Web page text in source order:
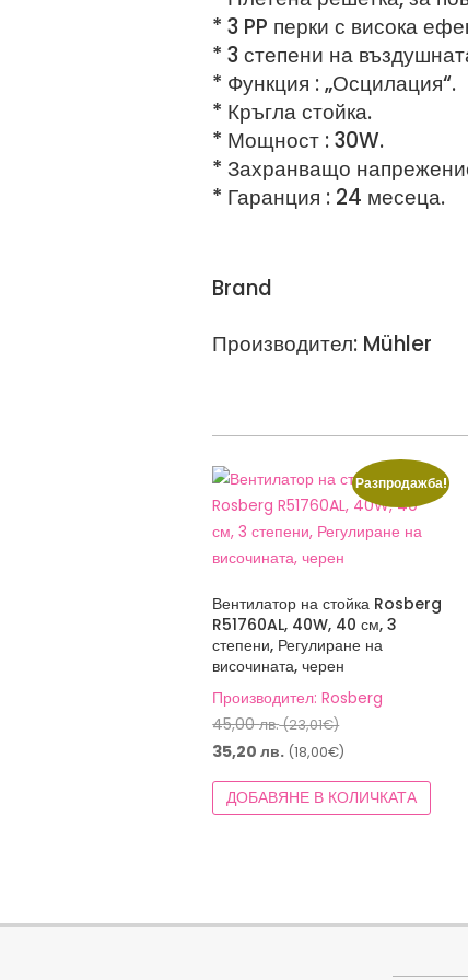
* 3 PP перки с висока
* 3 степени на
* Функция : „Осцилация“.
* Кръгла стойка.
* Мощност : 30W.
* Захранващо
* Гаранция : 24 месеца.
Brand
Производител: Mühler
Разпродажба!
Вентилатор на стойка Rosberg
R51760AL, 40W, 40 см, 3
степени, Регулиране на
височината, черен
Производител: Rosberg
45,00лв.(23,01€)Original
price
was:
45,00 лв.
35,20лв. (18,00€)
цена
е:
ДОБАВЯНЕ В КОЛИЧКАТА